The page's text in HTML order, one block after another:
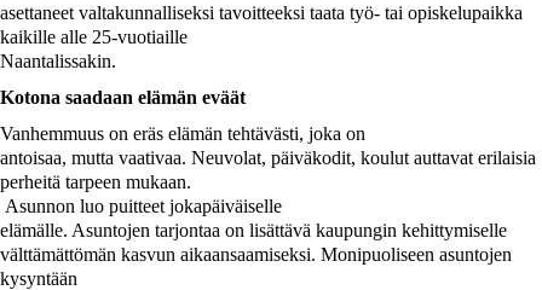
asettaneet valtakunnalliseksi tavoitteeksi taata työ- tai opiskelupaikka
kaikille alle 25-vuotiaille
Naantalissakin.
Kotona saadaan elämän eväät
Vanhemmuus on eräs elämän tehtävästi, joka on
antoisaa, mutta vaativaa. Neuvolat, päiväkodit, koulut auttavat erilaisia
perheitä tarpeen mukaan.
Asunnon luo puitteet jokapäiväiselle
elämälle. Asuntojen tarjontaa on lisättävä kaupungin kehittymiselle
välttämättömän kasvun aikaansaamiseksi. Monipuoliseen asuntojen
kysyntään